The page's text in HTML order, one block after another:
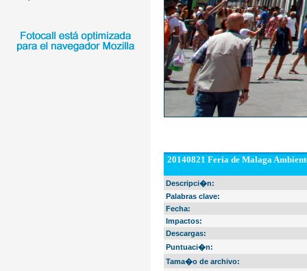
20140821 Feria de Malaga
Descripci�n:
Palabras clave:
Fecha:
Impactos:
Descargas:
Puntuaci�n:
Tama�o de archivo: